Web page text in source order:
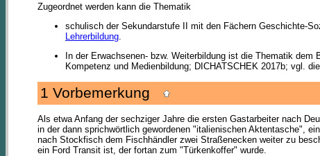
Zugeordnet werden kann die Thematik
schulisch der Sekundarstufe II mit den Fächern Geschichte-
Lehrerbildung
In der Erwachsenen- bzw. Weiterbildung ist die Thematik
Kompetenz und Medienbildung; DICHATSCHEK 2017b; vgl.
1 Vorbemerkung
Als etwa Anfang der sechziger Jahre die ersten Gastarbeiter nach
in der dann sprichwörtlich gewordenen "italienischen Aktentasche",
nach Stockfisch dem Fischhändler zwei Straßenecken weiter zu
ein Ford Transit ist, der fortan zum "Türkenkoffer" wurde.